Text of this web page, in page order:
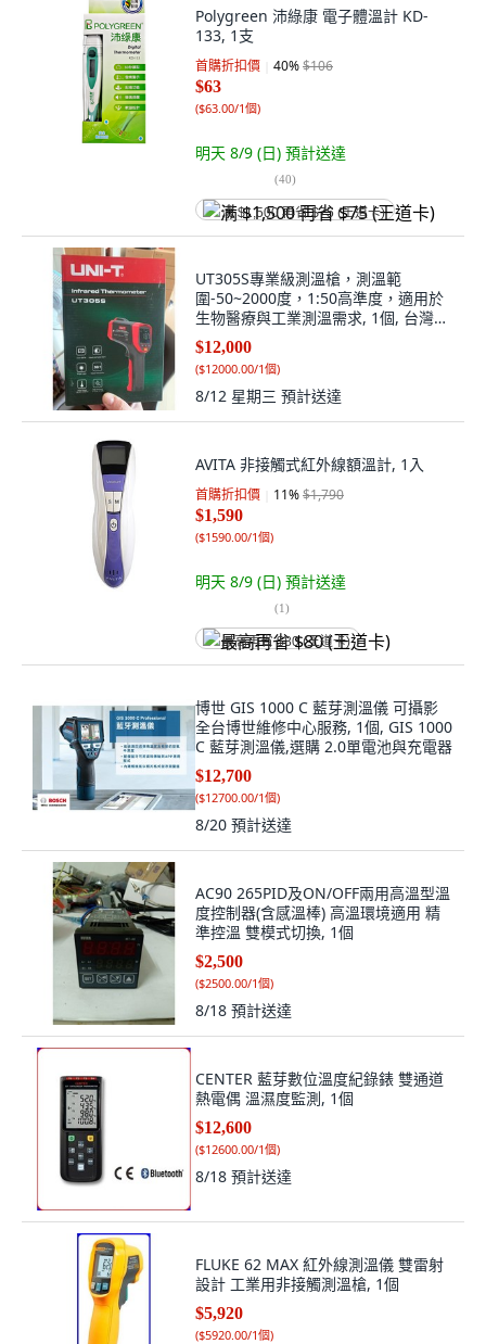
Polygreen 沛綠康 電子體溫計 KD-
133, 1支
首購折扣價 40%$106
$63
($63.00/1個)
明天 8/9 (日) 預計送達
(40)
满 $1,500 再省 $75 (王道卡)
UT305S專業級測溫槍，測溫範
圍-50~2000度，1:50高準度，適用於
生物醫療與工業測溫需求, 1個, 台灣公
司貨,不開立發票 / 非報稅用收據
$12,000
($12000.00/1個)
8/12 星期三 預計送達
AVITA 非接觸式紅外線額溫計, 1入
首購折扣價 11%$1,790
$1,590
($1590.00/1個)
明天 8/9 (日) 預計送達
(1)
最高再省 $80 (王道卡)
博世 GIS 1000 C 藍芽測溫儀 可攝影
全台博世維修中心服務, 1個, GIS 1000
C 藍芽測溫儀,選購 2.0單電池與充電器
$12,700
($12700.00/1個)
8/20 預計送達
AC90 265PID及ON/OFF兩用高溫型溫
度控制器(含感溫棒) 高溫環境適用 精
準控溫 雙模式切換, 1個
$2,500
($2500.00/1個)
8/18 預計送達
CENTER 藍芽數位溫度紀錄錶 雙通道
熱電偶 溫濕度監測, 1個
$12,600
($12600.00/1個)
8/18 預計送達
FLUKE 62 MAX 紅外線測溫儀 雙雷射
設計 工業用非接觸測溫槍, 1個
$5,920
($5920.00/1個)